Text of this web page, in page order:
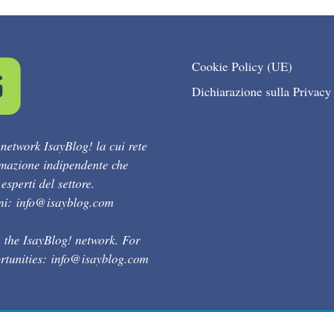
IsayBlog! la cui rete
indipendente che
del settore.
info@isayblog.com
the IsayBlog! network. For
info@isayblog.com
Cookie Policy (UE)
Dichiarazione sulla